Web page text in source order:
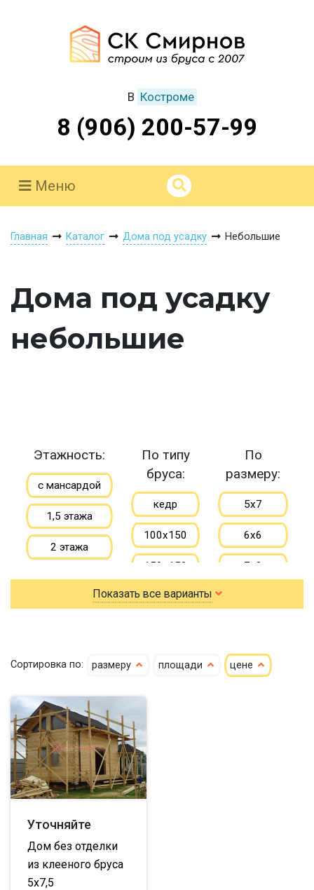
В Костроме
8 (906) 200-57-99
Меню
Главная Каталог Дома под усадку Небольшие
Дома под усадку
небольшие
Этажность:
с мансардой
1,5 этажа
2 этажа
По типу
бруса:
кедр
100х150
150х150
150х200
По
размеру:
5х7
6х6
7х8
до 100 м
Показать все варианты
Сортировка по: размеру площади цене
Уточняйте
Дом без отделки
из клееного бруса
5х7,5